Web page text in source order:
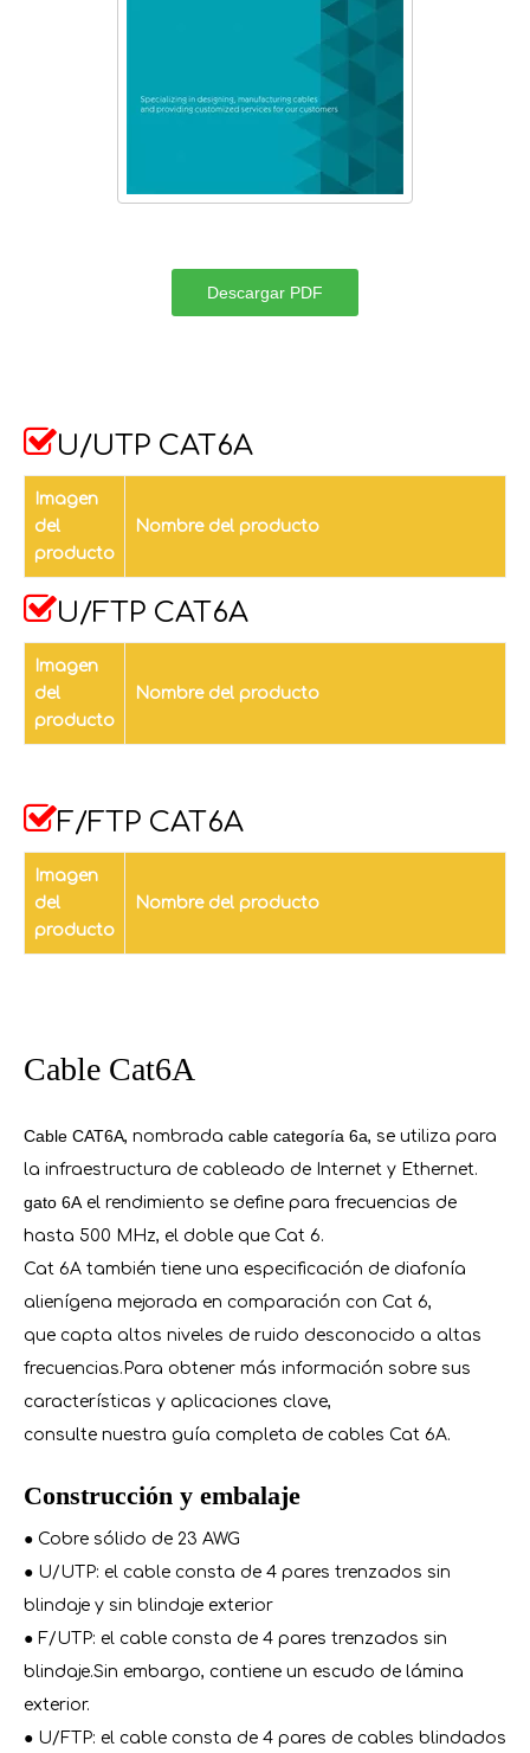
Descargar PDF
U/UTP CAT6A
Imagen
del
producto
Nombre del producto
U/FTP CAT6A
Imagen
del
producto
Nombre del producto
F/FTP CAT6A
Imagen
del
producto
Nombre del producto
Cable Cat6A
Cable CAT6A, nombrada cable categoría 6a, se utiliza para
la infraestructura de cableado de Internet y Ethernet.
gato 6Ael rendimiento se define para frecuencias de
hasta 500 MHz, el doble que Cat 6.
Cat 6A también tiene una especificación de diafonía
alienígena mejorada en comparación con Cat 6,
que capta altos niveles de ruido desconocido a altas
frecuencias.Para obtener más información sobre sus
características y aplicaciones clave,
consulte nuestra guía completa de cables Cat 6A.
Construcción y embalaje
● Cobre sólido de 23 AWG
● U/UTP: el cable consta de 4 pares trenzados sin
blindaje y sin blindaje exterior
● F/UTP: el cable consta de 4 pares trenzados sin
blindaje.Sin embargo, contiene un escudo de lámina
exterior.
● U/FTP: el cable consta de 4 pares de cables blindados